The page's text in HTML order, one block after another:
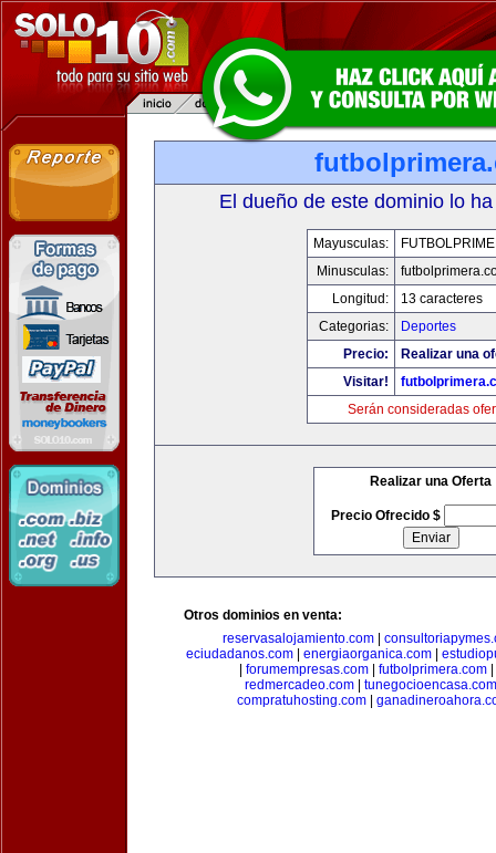
El dueño de este dominio lo
Mayusculas:
Minusculas:
Longitud:
13 caracteres
Categorias:
Deportes
Precio:
Realizar una
Visitar!
Serán consideradas
Realizar una Oferta
Precio Ofrecido $
Otros dominios en venta:
reservasalojamiento.com
eciudadanos.com| energiaorganica.com|
forumempresas.com futbolprimera.com
redmercadeo.com| tunegocioencasa.com
compratuhosting.com|